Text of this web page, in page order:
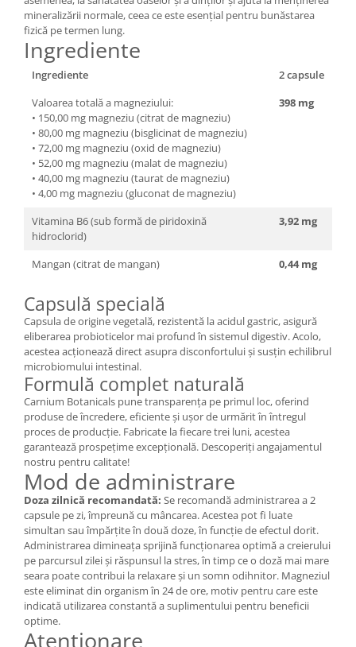
mineralizării normale, ceea ce este esențial pentru bunăstarea
fizică pe termen lung.
Ingrediente
Ingrediente
2 capsule
Valoarea totală a magneziului:
• 150,00 mg magneziu (citrat de magneziu)
• 80,00 mg magneziu (bisglicinat de magneziu)
• 72,00 mg magneziu (oxid de magneziu)
• 52,00 mg magneziu (malat de magneziu)
• 40,00 mg magneziu (taurat de magneziu)
• 4,00 mg magneziu (gluconat de magneziu)
398 mg
Vitamina B6 (sub formă de piridoxină
hidroclorid)
3,92 mg
Mangan (citrat de mangan) 0,44 mg
Capsulă specială
Capsula de origine vegetală, rezistentă la acidul gastric, asigură
eliberarea probioticelor mai profund în sistemul digestiv. Acolo,
acestea acționează direct asupra disconfortului și susțin echilibrul
microbiomului intestinal.
Formulă complet naturală
Carnium Botanicals pune transparența pe primul loc, oferind
produse de încredere, eficiente și ușor de urmărit în întregul
proces de producție. Fabricate la fiecare trei luni, acestea
garantează prospețime excepțională. Descoperiți angajamentul
nostru pentru calitate!
Mod de administrare
Doza zilnică recomandată: Se recomandă administrarea a 2
capsule pe zi, împreună cu mâncarea. Acestea pot fi luate
simultan sau împărțite în două doze, în funcție de efectul dorit.
Administrarea dimineața sprijină funcționarea optimă a creierului
pe parcursul zilei și răspunsul la stres, în timp ce o doză mai mare
seara poate contribui la relaxare și un somn odihnitor. Magneziul
este eliminat din organism în 24 de ore, motiv pentru care este
indicată utilizarea constantă a suplimentului pentru beneficii
optime.
Atenționare